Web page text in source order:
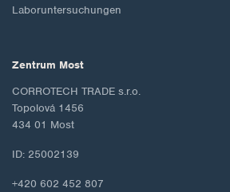
Laboruntersuchungen
Zentrum Most
CORROTECH TRADE s.r.o.
Topolová 1456
434 01 Most
ID: 25002139
+420 602 452 807